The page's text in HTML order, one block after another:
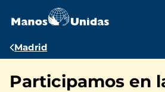
contenido
Ruta
navegación
Madrid
Participamos en